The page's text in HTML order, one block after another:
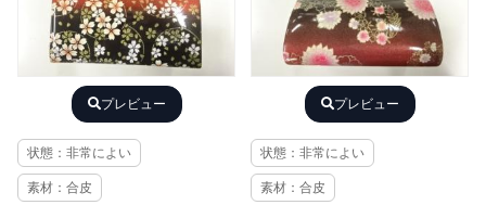
プレビュー
状態：非常によい
素材：合皮
プレビュー
状態：非常によい
素材：合皮